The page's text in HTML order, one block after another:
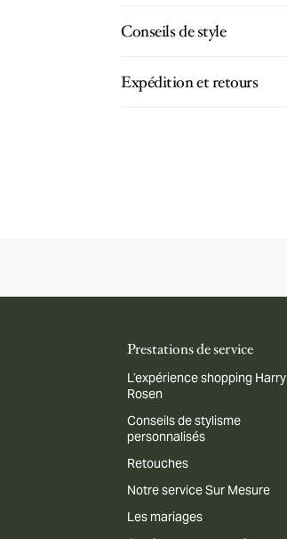
Conseils de style
Expédition et retours
Prestations de service
L’expérience shopping Harry
Rosen
Conseils de stylisme
personnalisés
Retouches
Notre service Sur Mesure
Les mariages